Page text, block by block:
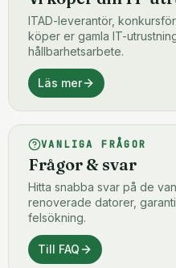
ITAD-leverantör,
köper er gamla IT-
hållbarhetsarbete.
Läs mer
VANLIGA FRÅGOR
Frågor & svar
Hitta snabba svar på de
renoverade datorer,
felsökning.
Till FAQ